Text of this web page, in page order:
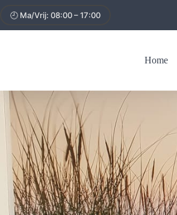
🕘 Ma/Vrij: 08:00 – 17:00
Home